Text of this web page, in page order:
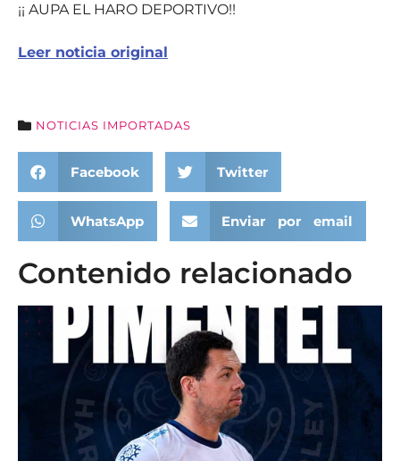
¡¡ AUPA EL HARO DEPORTIVO!!
Leer noticia original
NOTICIAS IMPORTADAS
Facebook Twitter
WhatsApp Enviar por email
Contenido relacionado